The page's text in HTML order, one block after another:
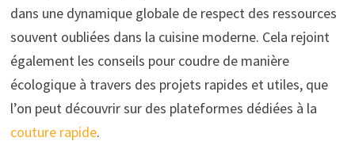
dans une dynamique globale de respect des ressources
souvent oubliées dans la cuisine moderne. Cela rejoint
également les conseils pour coudre de manière
écologique à travers des projets rapides et utiles, que
l’on peut découvrir sur des plateformes dédiées à la
couture rapide.